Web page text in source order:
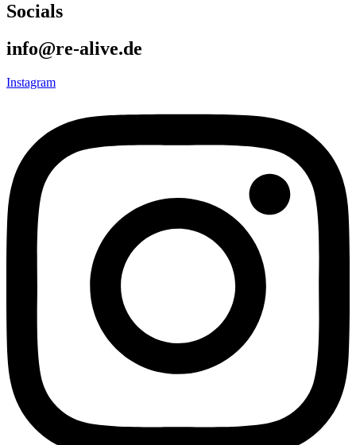
Socials
info@re-alive.de
Instagram